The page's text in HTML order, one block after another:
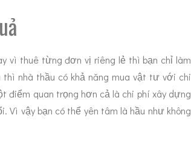
vì thuê từng đơn vị riêng lẻ thì bạn chỉ làm
nhà thầu có khả năng mua vật tư với chi
điểm quan trọng hơn cả là chi phí xây dựng
Vì vậy bạn có thể yên tâm là hầu như không